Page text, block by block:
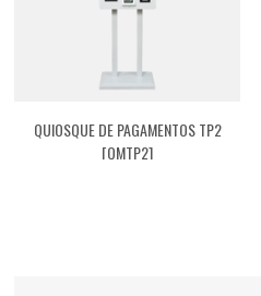
QUIOSQUE DE PAGAMENTOS TP2
[QMTP2]